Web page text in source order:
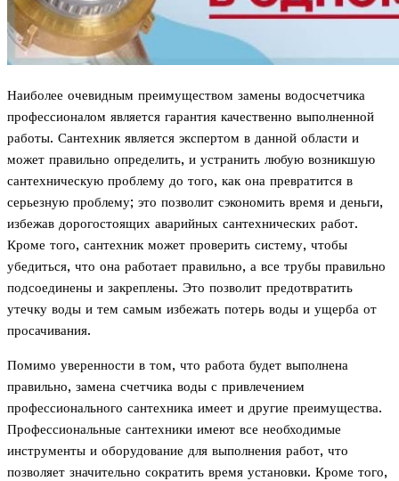
Наиболее очевидным преимуществом замены водосчетчика
профессионалом является гарантия качественно выполненной
работы. Сантехник является экспертом в данной области и
может правильно определить, и устранить любую возникшую
сантехническую проблему до того, как она превратится в
серьезную проблему; это позволит сэкономить время и деньги,
избежав дорогостоящих аварийных сантехнических работ.
Кроме того, сантехник может проверить систему, чтобы
убедиться, что она работает правильно, а все трубы правильно
подсоединены и закреплены. Это позволит предотвратить
утечку воды и тем самым избежать потерь воды и ущерба от
просачивания.
Помимо уверенности в том, что работа будет выполнена
правильно, замена счетчика воды с привлечением
профессионального сантехника имеет и другие преимущества.
Профессиональные сантехники имеют все необходимые
инструменты и оборудование для выполнения работ, что
позволяет значительно сократить время установки. Кроме того,